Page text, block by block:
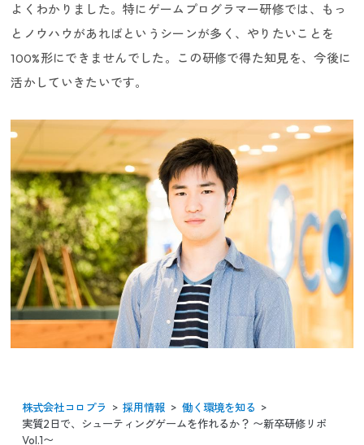
よくわかりました。特にゲームプログラマー研修では、もっ
とノウハウがあればというシーンが多く、やりたいことを
100%形にできませんでした。この研修で得た知見を、今後に
活かしていきたいです。
株式会社コロプラ 採用情報
働く環境を知る
実質2日で、シューティングゲームを作れるか？ 〜新卒研修リポ
Vol.1〜